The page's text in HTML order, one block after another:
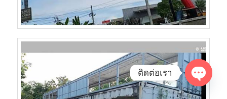
ติดต่อเรา
Open
chaty